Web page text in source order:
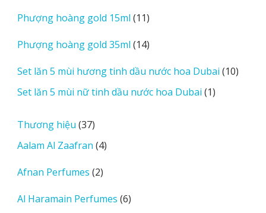
phẩm
Phượng hoàng gold 15ml 1111
phẩm
Phượng hoàng gold 35ml 1414
phẩm
Set lăn 5 mùi hương tinh dầu nước hoa Dubai 1010
Set lăn 5 mùi nữ tinh dầu nước hoa Dubai 11
Thương hiệu 3737
sản
phẩm
Aalam Al Zaafran 44
Afnan Perfumes 22
phẩm
Al Haramain Perfumes 66